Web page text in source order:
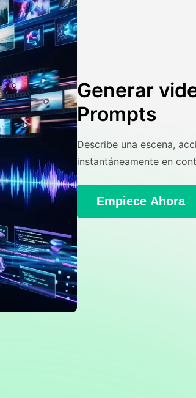
Generar
Prompts
Describe una escena,
instantáneamente en
Empiece Ahora